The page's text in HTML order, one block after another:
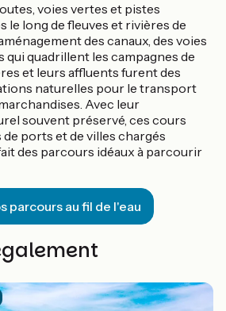
voies vertes et pistes
le long de fleuves et rivières de
des canaux, des voies
qui quadrillent les campagnes de
et leurs affluents furent des
naturelles pour le transport
Avec leur
souvent préservé, ces cours
de ports et de villes chargés
fait des parcours idéaux à parcourir
parcours au fil de l'eau